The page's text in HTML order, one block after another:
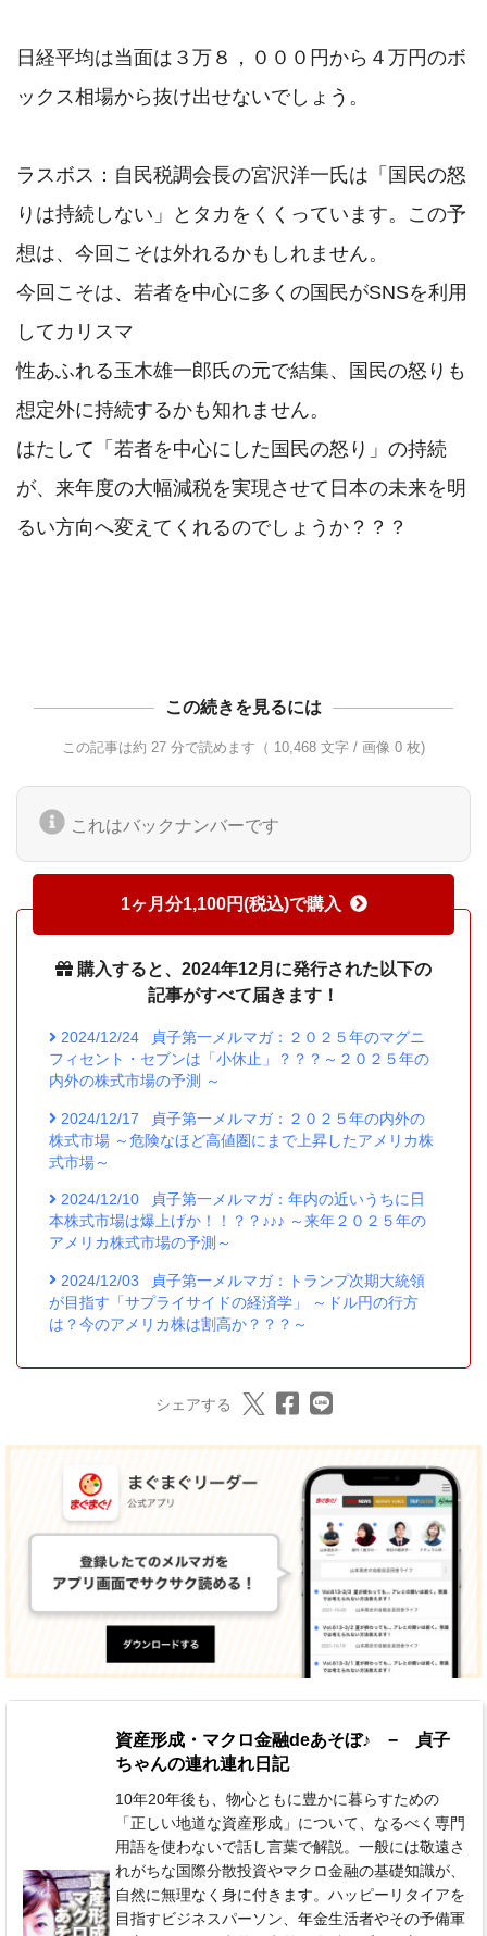
日経平均は当面は３万８，０００円から４万円のボ
ックス相場から抜け出せないでしょう。
ラスボス：自民税調会長の宮沢洋一氏は「国民の怒
りは持続しない」とタカをくくっています。この予
想は、今回こそは外れるかもしれません。
今回こそは、若者を中心に多くの国民がSNSを利用
してカリスマ
性あふれる玉木雄一郎氏の元で結集、国民の怒りも
想定外に持続するかも知れません。
はたして「若者を中心にした国民の怒り」の持続
が、来年度の大幅減税を実現させて日本の未来を明
るい方向へ変えてくれるのでしょうか？？？
この続きを見るには
この記事は約 27 分で読めます（ 10,468 文字 / 画像 0 枚)
これはバックナンバーです
1ヶ月分1,100円(税込)で購入
購入すると、2024年12月に発行された以下の
記事がすべて届きます！
2024/12/24
貞子第一メルマガ：２０２５年のマグニ
フィセント・セブンは「小休止」？？？～２０２５年の
内外の株式市場の予測 ～
2024/12/17
貞子第一メルマガ：２０２５年の内外の
株式市場 ～危険なほど高値圏にまで上昇したアメリカ株
式市場～
2024/12/10
貞子第一メルマガ：年内の近いうちに日
本株式市場は爆上げか！！？？♪♪♪ ～来年２０２５年の
アメリカ株式市場の予測～
2024/12/03
貞子第一メルマガ：トランプ次期大統領
が目指す「サプライサイドの経済学」 ～ドル円の行方
は？今のアメリカ株は割高か？？？～
シェアする
資産形成・マクロ金融deあそぼ♪ − 貞子
ちゃんの連れ連れ日記
10年20年後も、物心ともに豊かに暮らすための
「正しい地道な資産形成」について、なるべく専門
用語を使わないで話し言葉で解説。一般には敬遠さ
れがちな国際分散投資やマクロ金融の基礎知識が、
自然に無理なく身に付きます。ハッピーリタイアを
目指すビジネスパーソン、年金生活者やその予備軍